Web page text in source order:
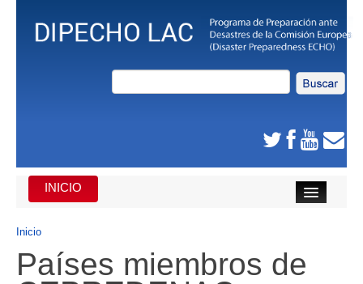
INICIO
DE QUE SE TRATA
Inicio
Países miembros de